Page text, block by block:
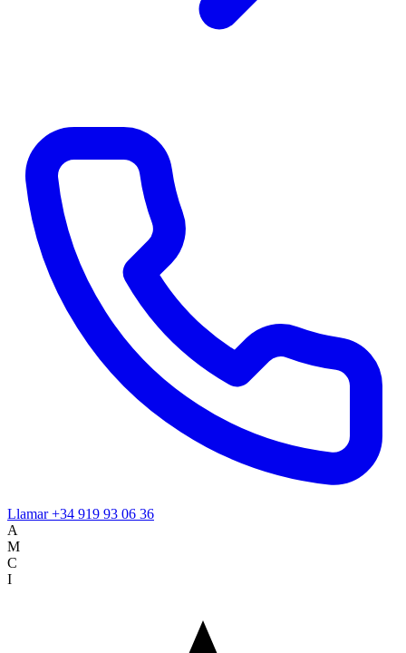
Llamar+34 919 93 06 36
A
M
C
I